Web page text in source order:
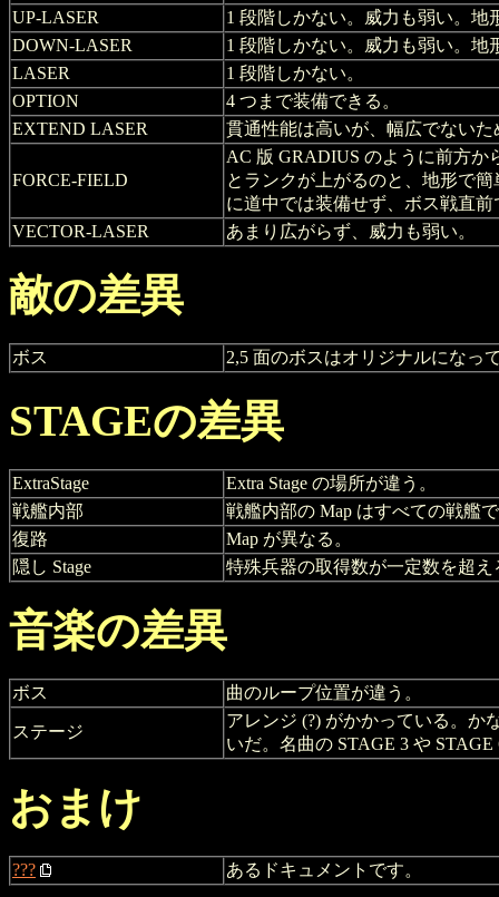
UP-LASER
1 段階しかない。威力も弱い。
DOWN-LASER
1 段階しかない。威力も弱い。
LASER
1 段階しかない。
OPTION
4 つまで装備できる。
EXTEND LASER
貫通性能は高いが、幅広でない
FORCE-FIELD
AC 版 GRADIUS のように前方か
とランクが上がるのと、地形で
に道中では装備せず、ボス戦直
VECTOR-LASER
あまり広がらず、威力も弱い。
敵の差異
ボス 2,5 面のボスはオリジナルになっ
STAGEの差異
ExtraStage
Extra Stage の場所が違う。
戦艦内部
戦艦内部の Map はすべての戦艦
復路
Map が異なる。
隠し Stage
特殊兵器の取得数が一定数を超え
音楽の差異
ボス 曲のループ位置が違う。
ステージ
アレンジ (?) がかかっている。か
いだ。名曲の STAGE 3 や
おまけ
??? あるドキュメントです。